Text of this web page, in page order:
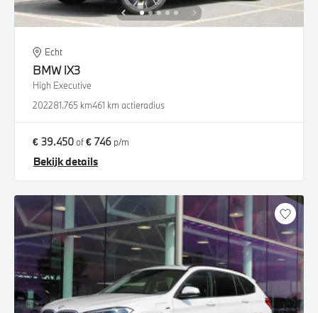
Echt
BMW iX3
High Executive
202281.765 km461 km actieradius
€ 39.450of€ 746 p/m
Bekijk details